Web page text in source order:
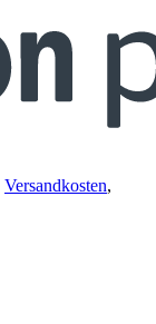
Versandkosten,